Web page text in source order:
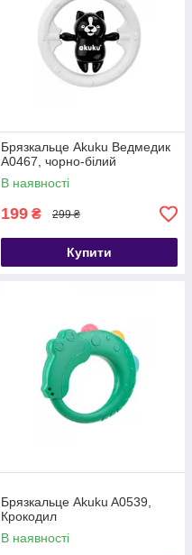
Брязкальце Akuku Ведмедик
A0467, чорно-білий
В наявності
199 ₴ 299 ₴
Купити
Брязкальце Akuku A0539,
Крокодил
В наявності